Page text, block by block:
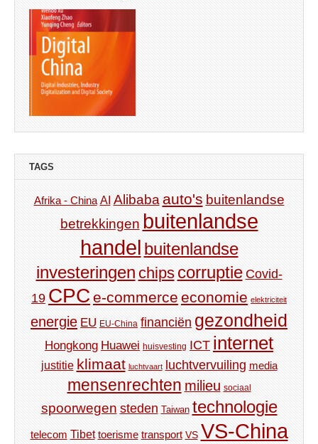
TAGS
Afrika - China AI Alibaba auto's buitenlandse
betrekkingen buitenlandse
handel buitenlandse
investeringen chips corruptie Covid-
19 CPC e-commerce economie elektriciteit
energie EU EU-China financiën gezondheid
Hongkong Huawei huisvesting ICT internet
justitie klimaat luchtvaart luchtvervuiling media
mensenrechten milieu sociaal
spoorwegen steden Taiwan technologie
telecom Tibet toerisme transport VS VS-China